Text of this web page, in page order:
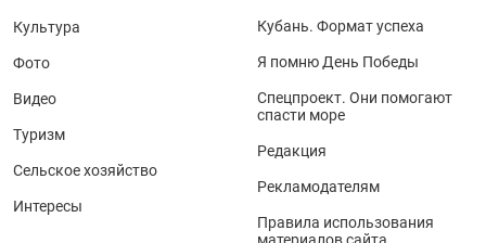
Культура
Фото
Видео
Туризм
Сельское хозяйство
Интересы
Кубань. Формат успеха
Я помню День Победы
Спецпроект. Они помогают
спасти море
Редакция
Рекламодателям
Правила использования
материалов сайта